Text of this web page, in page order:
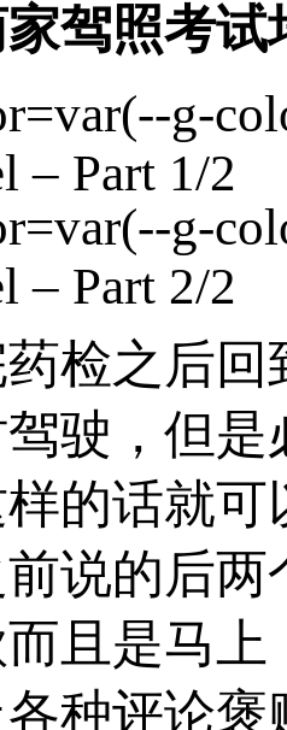
驾照考试
g-
– Part 1/2
g-
– Part 2/2
检之后
驶，但
的话就可
前说的后
且是马
种评论